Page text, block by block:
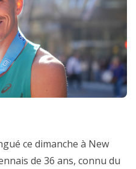
ce dimanche à New
de 36 ans, connu du